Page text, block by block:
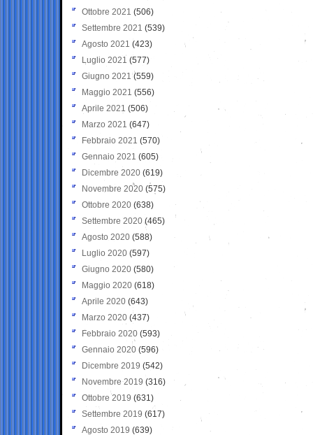
Ottobre 2021 (506)
Settembre 2021 (539)
Agosto 2021 (423)
Luglio 2021 (577)
Giugno 2021(559)
Maggio 2021 (556)
Aprile 2021 (506)
Marzo 2021 (647)
Febbraio 2021 (570)
Gennaio 2021 (605)
Dicembre 2020 (619)
Novembre 2020 (575)
Ottobre 2020 (638)
Settembre 2020(465)
Agosto 2020 (588)
Luglio 2020 (597)
Giugno 2020 (580)
Maggio 2020 (618)
Aprile 2020 (643)
Marzo 2020 (437)
Febbraio 2020 (593)
Gennaio 2020 (596)
Dicembre 2019 (542)
Novembre 2019 (316)
Ottobre 2019 (631)
Settembre 2019 (617)
Agosto 2019 (639)